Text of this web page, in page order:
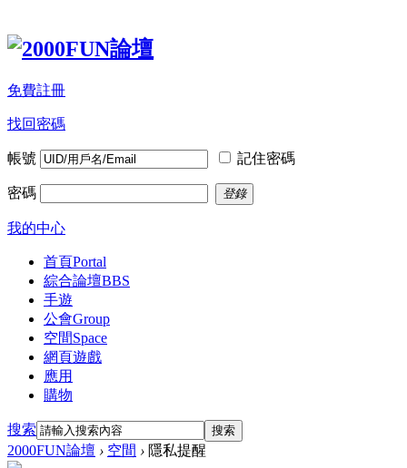
免費註冊
找回密碼
帳號 記住密碼
密碼 登錄
我的中心
首頁Portal
綜合論壇BBS
手遊
公會Group
空間Space
網頁遊戲
應用
購物
搜索 搜索
2000FUN論壇 › 空間 › 隱私提醒